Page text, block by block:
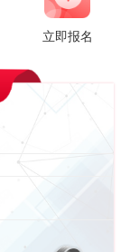
立即报名